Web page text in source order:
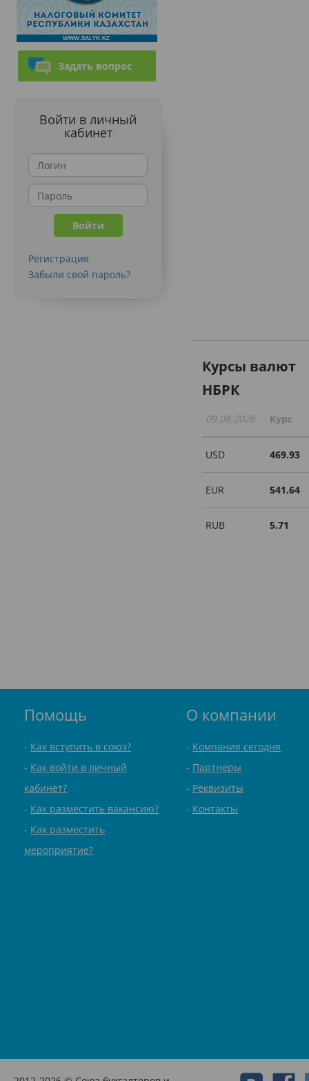
Задать вопрос
Войти в личный
кабинет
Регистрация
Забыли свой пароль?
Курсы валют
НБРК
09.08.2026 Курс
USD 469.93
EUR 541.64
RUB 5.71
Помощь
Как вступить в союз?
Как войти в личный
кабинет?
Как разместить вакансию?
Как разместить
мероприятие?
О компании
Компания сегодня
Партнеры
Реквизиты
Контакты